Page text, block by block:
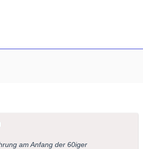
am Anfang der 60iger